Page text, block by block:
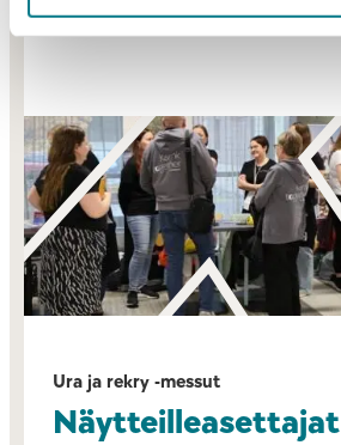
Ura ja rekry -messut
Näytteilleasettajat